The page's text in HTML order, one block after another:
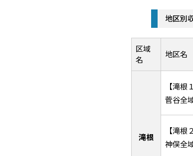
地区別
区域
名
地区名
滝根
【滝根
菅谷全
【滝根
神俣全